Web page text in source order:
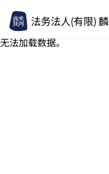
法务法人(有限) 麟
无法加载数据。